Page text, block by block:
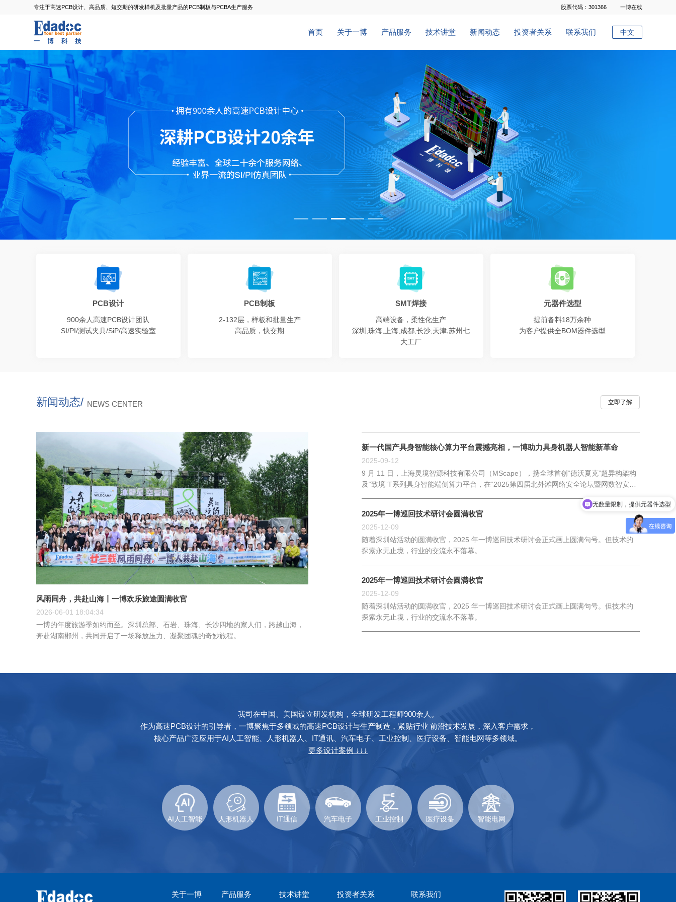
专注于高速PCB设计、高品质、短交期的研发样机及批量产品的PCB制板与PCBA生产服务 股票代码：301366 一博在线
首页 关于一博 产品服务 技术讲堂 新闻动态 投资者关系 联系我们 中文
PCB设计
900余人高速PCB设计团队
SI/PI/测试夹具/SiP/高速实验室
PCB制板
2-132层，样板和批量生产
高品质，快交期
SMT焊接
高端设备，柔性化生产
深圳,珠海,上海,成都,长沙,天津,苏州七
大工厂
元器件选型
提前备料18万余种
为客户提供全BOM器件选型
新闻动态/ NEWS CENTER 立即了解
风雨同舟，共赴山海丨一博欢乐旅途圆满收官
2026-06-01 18:04:34
一博的年度旅游季如约而至。深圳总部、石岩、珠海、长沙四地的家人们，跨越山海，
奔赴湖南郴州，共同开启了一场释放压力、凝聚团魂的奇妙旅程。
新一代国产具身智能核心算力平台震撼亮相，一博助力具身机器人智能新革命
2025-09-12
9 月 11 日，上海灵境智源科技有限公司（MScape），携全球首创“德沃夏克”超异构架构
及“致境”T系列具身智能端侧算力平台，在“2025第四届北外滩网络安全论坛暨网数智安全
2025年一博巡回技术研讨会圆满收官
2025-12-09
随着深圳站活动的圆满收官，2025 年一博巡回技术研讨会正式画上圆满句号。但技术的
探索永无止境，行业的交流永不落幕。
2025年一博巡回技术研讨会圆满收官
2025-12-09
随着深圳站活动的圆满收官，2025 年一博巡回技术研讨会正式画上圆满句号。但技术的
探索永无止境，行业的交流永不落幕。
我司在中国、美国设立研发机构，全球研发工程师900余人。
作为高速PCB设计的引导者，一博聚焦于多领域的高速PCB设计与生产制造，紧贴行业 前沿技术发展，深入客户需求，
核心产品广泛应用于AI人工智能、人形机器人、IT通讯、汽车电子、工业控制、医疗设备、智能电网等多领域。
更多设计案例 ↓↓↓
AI人工智能 人形机器人 IT通信 汽车电子 工业控制 医疗设备 智能电网
关于一博 产品服务 技术讲堂 投资者关系 联系我们